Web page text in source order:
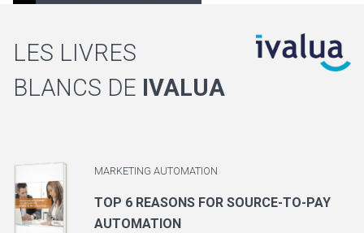
LES LIVRES
BLANCS DE IVALUA
MARKETING AUTOMATION
TOP 6 REASONS FOR SOURCE-TO-PAY
AUTOMATION